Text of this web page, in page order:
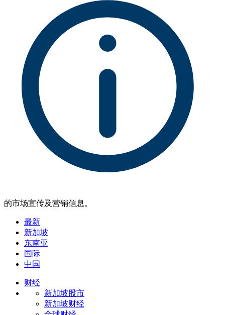
的市场宣传及营销信息。
最新
新加坡
东南亚
国际
中国
财经
新加坡股市
新加坡财经